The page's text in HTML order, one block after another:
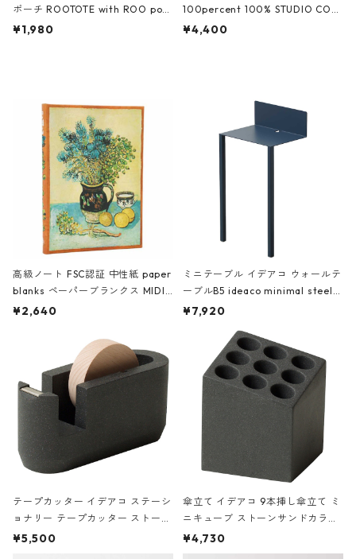
ポーチ ROOTOTE with ROO pou
ch 3532 ルートート WR.ポーチ.ラ
¥1,980
100percent 100% STUDIO COH
AKU Timeless 100パーセント ス
¥4,400
高級ノート FSC認証 中性紙 paper
blanks ペーパーブランクス MIDI
ハードカバー 罫線 ヴァン・ゴッホ
¥2,640
ミニテーブル イデアコ ウォールテ
ーブルB5 ideaco minimal steel f
urniture WALL Table B5 ネイビー
¥7,920
テープカッター イデアコ ステーシ
ョナリー テープカッター ストーン
サンドカラー 石調 ideaco Station
¥5,500
傘立て イデアコ 9本挿し傘立て ミ
ニキューブ ストーンサンドカラー
石調 ideaco Umbrella Stand CUB
E ストーンサンドブラック
¥4,730